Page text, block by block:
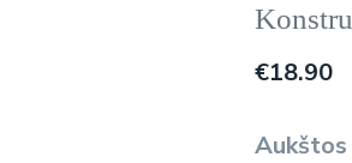
€18.90